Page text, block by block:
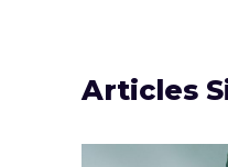
Articles